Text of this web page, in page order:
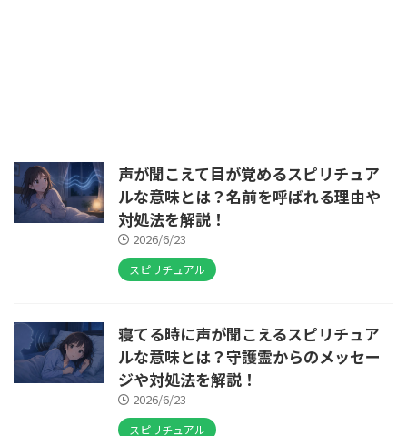
声が聞こえて目が覚めるスピリチュア
ルな意味とは？名前を呼ばれる理由や
対処法を解説！
2026/6/23
スピリチュアル
寝てる時に声が聞こえるスピリチュア
ルな意味とは？守護霊からのメッセー
ジや対処法を解説！
2026/6/23
スピリチュアル